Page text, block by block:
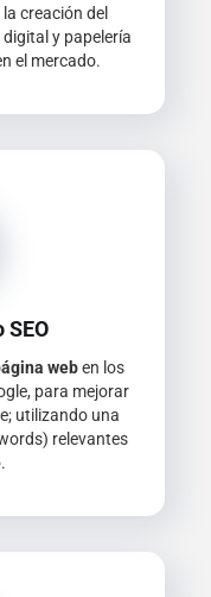
creación del
y papelería
el mercado.
weben los
para mejorar
utilizando una
relevantes